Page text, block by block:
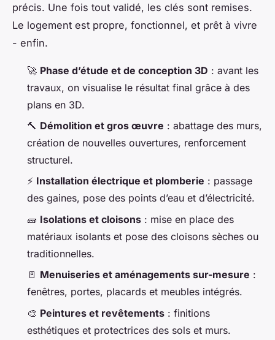
précis. Une fois tout validé, les clés sont remises.
Le logement est propre, fonctionnel, et prêt à vivre
- enfin.
🚀 Phase d’étude et de conception 3D : avant les
travaux, on visualise le résultat final grâce à des
plans en 3D.
🔨 Démolition et gros œuvre : abattage des murs,
création de nouvelles ouvertures, renforcement
structurel.
⚡ Installation électrique et plomberie : passage
des gaines, pose des points d’eau et d’électricité.
🧱 Isolations et cloisons : mise en place des
matériaux isolants et pose des cloisons sèches ou
traditionnelles.
🚪 Menuiseries et aménagements sur-mesure :
fenêtres, portes, placards et meubles intégrés.
🎨 Peintures et revêtements : finitions
esthétiques et protectrices des sols et murs.